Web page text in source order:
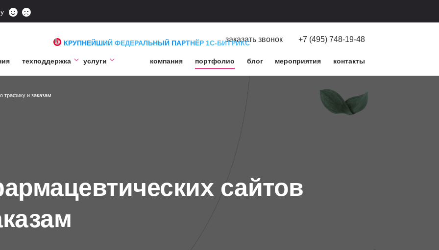
КРУПНЕЙШИЙ ФЕДЕРАЛЬНЫЙ ПАРТНЁР 1С-БИТРИКСзаказать звонок +7 (495) 748-19-48
техподдержка услуги компания портфолио блог мероприятия контакты
трафику и заказам
сайтов